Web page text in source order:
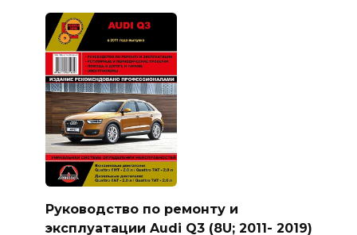
Руководство по ремонту и
эксплуатации Audi Q3 (8U; 2011- 2019)